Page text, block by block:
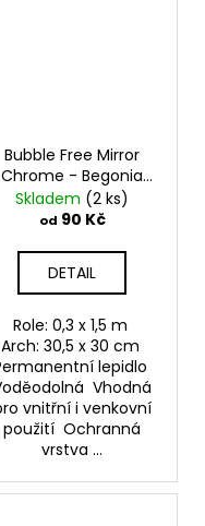
Bubble Free Mirror
Chrome - Begonia
RoseSamolepící
vinylová folie
Skladem (2 ks)
od 90 Kč
DETAIL
Role: 0,3 x 1,5 m
Arch: 30,5 x 30 cm
lepidlo
Vhodná
vnitřní i venkovní
použití Ochranná
vrstva ...